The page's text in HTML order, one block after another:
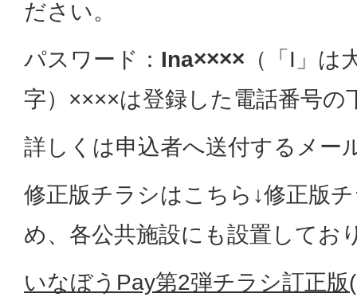
ださい。
パスワード： Ina×××× （「I」は
字）××××は登録した電話番号の
詳しくは申込者へ送付するメー
修正版チラシはこちら↓修正版
め、各公共施設にも設置してお
いなぼうPay第2弾チラシ訂正版